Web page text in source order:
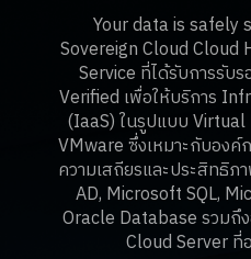
Your data is safely
Sovereign Cloud Cloud
Service ที่ได้รับการรับ
Verified เพื่อให้บริการ
(IaaS) ในรูปแบบ
VMware ซึ่งเหมาะกับอง
ความเสถียรและประสิทธิ
AD, Microsoft SQL,
Oracle Database รวมถึ
Cloud Server ที่